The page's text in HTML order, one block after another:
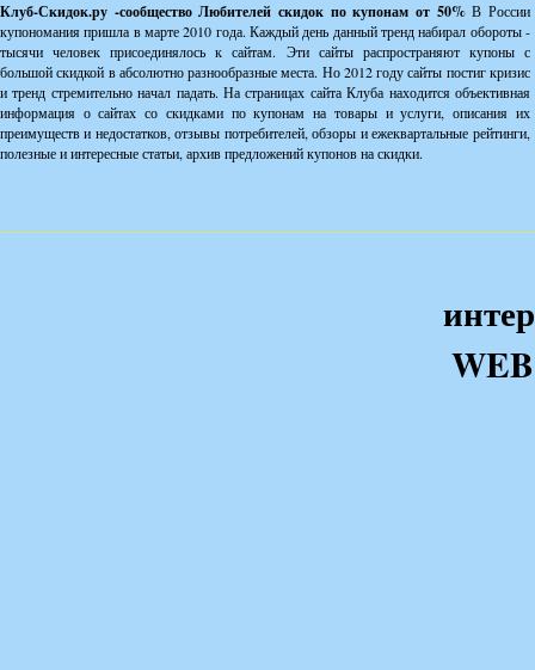
Клуб-Скидок.ру -сообщество Любителей скидок по купонам от 50%В России
купономания пришла в марте 2010 года. Каждый день данный тренд набирал обороты -
тысячи человек присоединялось к сайтам. Эти сайты распространяют купоны с
большой скидкой в абсолютно разнообразные места. Но 2012 году сайты постиг кризис
и тренд стремительно начал падать. На страницах сайта Клуба находится объективная
информация о сайтах со скидками по купонам на товары и услуги, описания их
преимуществ и недостатков, отзывы потребителей, обзоры и ежеквартальные рейтинги,
полезные и интересные статьи, архив предложений купонов на скидки.